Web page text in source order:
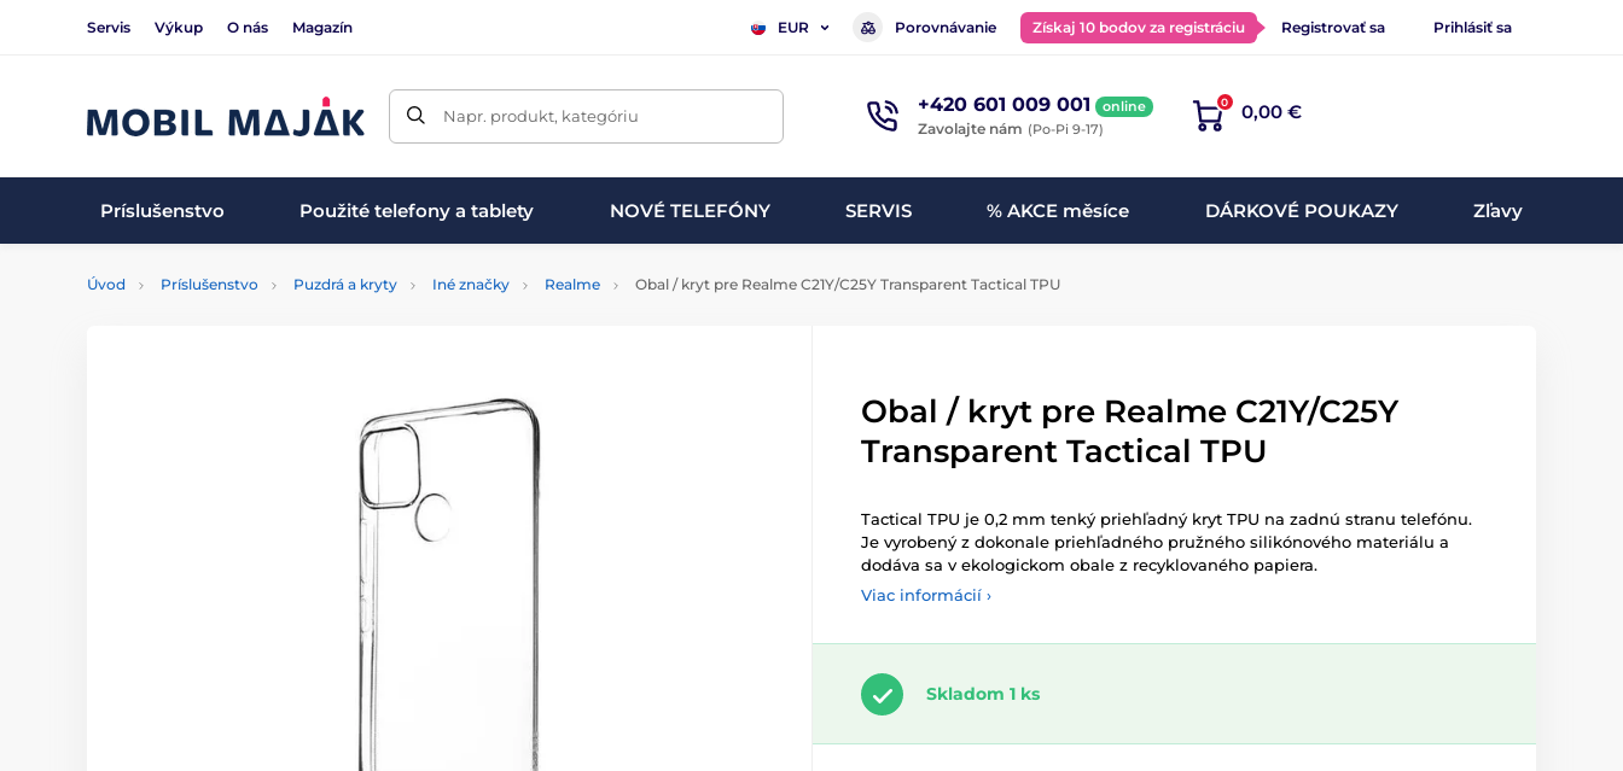
Servis Výkup O nás Magazín EUR Porovnávanie Získaj 10 bodov za registráciu Registrovať sa Prihlásiť sa
Napr. produkt, kategóriu +420 601 009 001 online
Zavolajte nám (Po-Pi 9-17)
0 0,00 €
Príslušenstvo Použité telefony a tablety NOVÉ TELEFÓNY SERVIS % AKCE měsíce DÁRKOVÉ POUKAZY Zľavy
Úvod Príslušenstvo Puzdrá a kryty Iné značky Realme Obal / kryt pre Realme C21Y/C25Y Transparent Tactical TPU
Obal / kryt pre Realme C21Y/C25Y
Transparent Tactical TPU
Tactical TPU je 0,2 mm tenký priehľadný kryt TPU na zadnú stranu telefónu.
Je vyrobený z dokonale priehľadného pružného silikónového materiálu a
dodáva sa v ekologickom obale z recyklovaného papiera.
Viac informácií ›
Skladom 1 ks